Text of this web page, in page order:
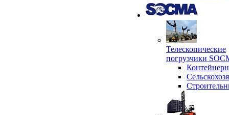
Телескопические
погрузчики